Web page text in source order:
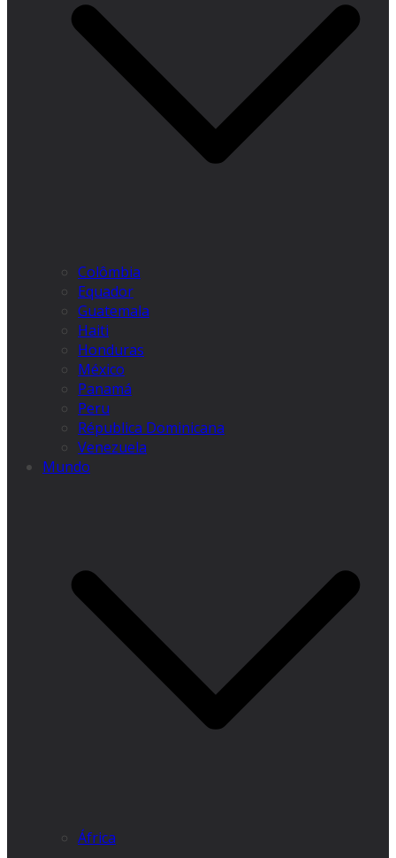
Colômbia
Equador
Guatemala
Haiti
Honduras
México
Panamá
Peru
Républica Dominicana
Venezuela
Mundo
África